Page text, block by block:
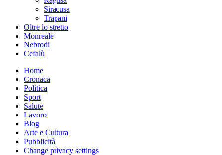
Siracusa
Trapani
Oltre lo stretto
Monreale
Nebrodi
Cefalù
Home
Cronaca
Politica
Sport
Salute
Lavoro
Blog
Arte e Cultura
Pubblicità
Change privacy settings